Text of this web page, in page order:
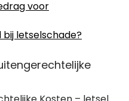
voor
letselschade?